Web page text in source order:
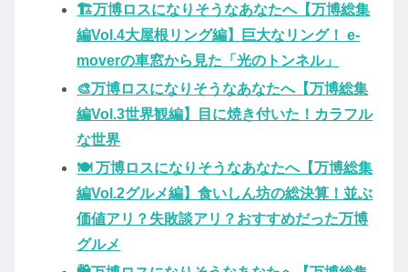
🏗️万博ロスになりそうなあなたへ【万博総集
編Vol.4大屋根リング編】巨大なリング！ e-
moverの車窓から見た「光のトンネル」
🎨万博ロスになりそうなあなたへ【万博総集
編Vol.3世界観編】目に焼き付いた！カラフル
な世界
🍽️ 万博ロスになりそうなあなたへ【万博総集
編Vol.2グルメ編】食いしん坊の総決算！並ぶ
価値アリ？失敗談アリ？おすすめだった万博
グルメ